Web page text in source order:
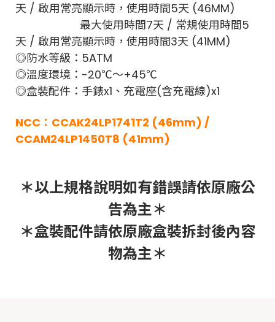
天 / 啟用常亮顯示時，使用時間5天 (46MM)
最大使用時間7天 / 常規使用時間5
天 / 啟用常亮顯示時，使用時間3天 (41MM)
◎防水等級：5ATM
◎溫度環境：-20℃～+45℃
◎盒裝配件：手錶x1、充電座(含充電線)x1
NCC：CCAK24LP1741T2 (46mm) /
CCAM24LP1450T8 (41mm)
＊以上規格說明如有錯誤請依原廠公
告為主＊
＊盒裝配件請依原廠盒裝拆封後內容
物為主＊